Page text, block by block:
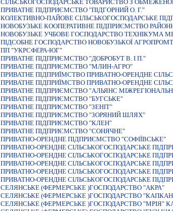
СІЛЬСЬКОГОСПОДАРСЬКЕ ТОВАРИСТВО З
ПРИВАТНЕ ПIДПРИЄМСТВО "ПIДГОРНИЙ О. Г."
КОЛЕКТИВНО-ПАЙОВЕ СІЛЬСЬКОГОСПОДАРСЬКЕ
НОВОБУЗЬКЕ КООПЕРАТИВНЕ ПIДПРИЄМСТВО
НОВОБУЗЬКЕ УЧБОВЕ ГОСПОДАРСТВО ТЕХНІКУМА
ПIДСОБНЕ ГОСПОДАРСТВО НОВОБУЗЬКОЇ
ПП "УКРСФЕРА-ЮГ"
ПРИВАТНЕ ПIДПРИЄМСТВО "ДОБРОБУТ В. I П."
ПРИВАТНЕ ПIДПРИЄМСТВО "МЛИН-АГРО"
ПРИВАТНЕ ПIДПРИЇМСТВО ПРИВАТНО-ОРЕНДНЕ
ПРИВАТНЕ ПIДПРИЇМСТВО ПРИВАТНО-ОРЕНДНЕ
ПРИВАТНЕ ПІДПРИЄМСТВО "АЛЬЯНС
ПРИВАТНЕ ПІДПРИЄМСТВО "БУГСЬКЕ"
ПРИВАТНЕ ПІДПРИЄМСТВО "ЗЕНІТ"
ПРИВАТНЕ ПІДПРИЄМСТВО "ЗОРЯНИЙ ШЛЯХ"
ПРИВАТНЕ ПІДПРИЄМСТВО "КЛЕН"
ПРИВАТНЕ ПІДПРИЄМСТВО "СОНЯЧНЕ"
ПРИВАТНО-ОРЕНДНЕ ПIДПРИЄМСТВО "СОФIЇВСЬКЕ"
ПРИВАТНО-ОРЕНДНЕ СIЛЬСЬКОГОСПОДАРСЬКЕ
ПРИВАТНО-ОРЕНДНЕ СIЛЬСЬКОГОСПОДАРСЬКЕ
ПРИВАТНО-ОРЕНДНЕ СIЛЬСЬКОГОСПОДАРСЬКЕ
ПРИВАТНО-ОРЕНДНЕ СIЛЬСЬКОГОСПОДАРСЬКЕ
ПРИВАТНО-ОРЕНДНЕ СІЛЬСЬКОГОСПОДАРСЬКЕ
СЕЛЯНСЬКЕ (ФЕРМЕРСЬКЕ )ГОСПОДАРСТВО "АКРА"
СЕЛЯНСЬКЕ (ФЕРМЕРСЬКЕ )ГОСПОДАРСТВО
СЕЛЯНСЬКЕ (ФЕРМЕРСЬКЕ )ГОСПОДАРСТВО "МРIЯ"